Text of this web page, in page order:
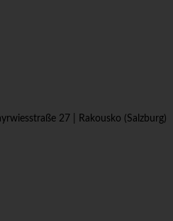
27 | Rakousko (Salzburg)